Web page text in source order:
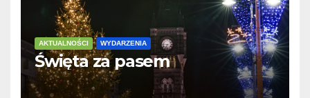
AKTUALNOŚCI WYDARZENIA
Święta za pasem